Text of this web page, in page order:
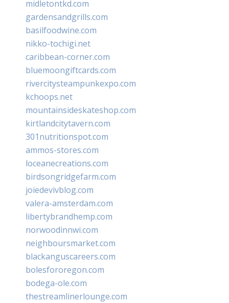
midletontkd.com
gardensandgrills.com
basilfoodwine.com
nikko-tochigi.net
caribbean-corner.com
bluemoongiftcards.com
rivercitysteampunkexpo.com
kchoops.net
mountainsideskateshop.com
kirtlandcitytavern.com
301nutritionspot.com
ammos-stores.com
loceanecreations.com
birdsongridgefarm.com
joiedevivblog.com
valera-amsterdam.com
libertybrandhemp.com
norwoodinnwi.com
neighboursmarket.com
blackanguscareers.com
bolesfororegon.com
bodega-ole.com
thestreamlinerlounge.com